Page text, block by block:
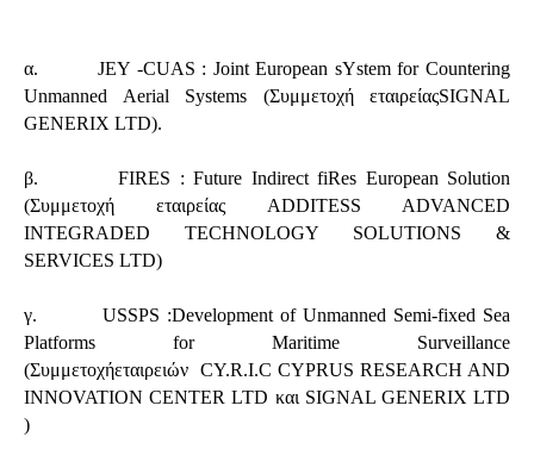
α. JEY -CUAS : Joint European sYstem for Countering
Unmanned Aerial Systems (Συμμετοχή εταιρείαςSIGNAL
GENERIX LTD).
β. FIRES : Future Indirect fiRes European Solution
(Συμμετοχή εταιρείας ADDITESS ADVANCED
INTEGRADED TECHNOLOGY SOLUTIONS &
SERVICES LTD)
γ. USSPS :Development of Unmanned Semi-fixed Sea
Platforms for Maritime Surveillance
(Συμμετοχήεταιρειών CY.R.I.C CYPRUS RESEARCH AND
INNOVATION CENTER LTD και SIGNAL GENERIX LTD
)